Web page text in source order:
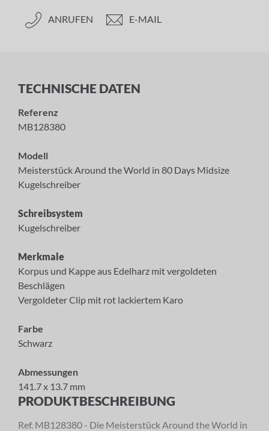
ANRUFEN E-MAIL
TECHNISCHE DATEN
Referenz
MB128380
Modell
Meisterstück Around the World in 80 Days Midsize
Kugelschreiber
Schreibsystem
Kugelschreiber
Merkmale
Korpus und Kappe aus Edelharz mit vergoldeten
Beschlägen
Vergoldeter Clip mit rot lackiertem Karo
Farbe
Schwarz
Abmessungen
141.7 x 13.7 mm
PRODUKTBESCHREIBUNG
Ref. MB128380 - Die Meisterstück Around the World in
ANMELDUNG ZUM
NEWSLETTER
Melden Sie sich zu unserem Newsletter an.